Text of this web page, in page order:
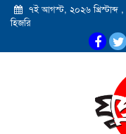
৭ই আগস্ট, ২০২৬ খ্রিস্টাব্দ ,
হিজরি